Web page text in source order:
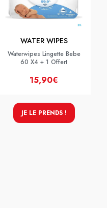
WATER WIPES
Waterwipes Lingette Bebe
60 X4 + 1 Offert
15,90€
JE LE PRENDS !